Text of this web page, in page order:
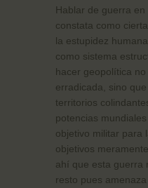
Hablar de guerra en
constata como
la estupidez
como sistema
hacer geopolítica
erradicada, sino
territorios
potencias
objetivo militar para
objetivos
ahí que esta guerra
resto pues